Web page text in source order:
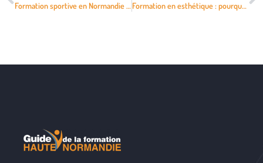
Formation sportive en Normandie : obtenez votre BPJEPS et devenez coach professionnel Formation en esthétique : pourquoi choisir un parcours professionnel à Mons ?